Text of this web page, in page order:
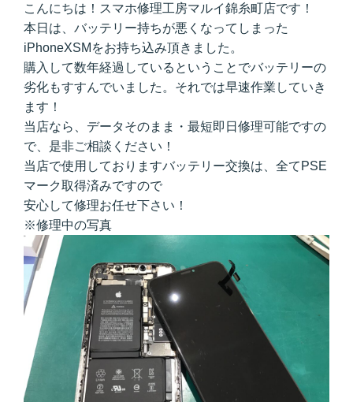
こんにちは！スマホ修理工房マルイ錦糸町店です！
本日は、バッテリー持ちが悪くなってしまった
iPhoneXSMをお持ち込み頂きました。
購入して数年経過しているということでバッテリーの
劣化もすすんでいました。それでは早速作業していき
ます！
当店なら、データそのまま・最短即日修理可能ですの
で、是非ご相談ください！
当店で使用しておりますバッテリー交換は、全てPSE
マーク取得済みですので
安心して修理お任せ下さい！
※修理中の写真